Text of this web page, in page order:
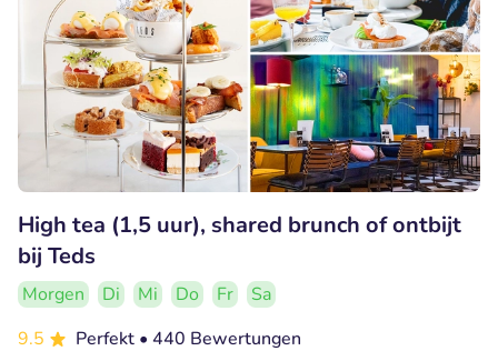
High tea (1,5 uur), shared brunch of ontbijt
bij Teds
Morgen Di Mi Do Fr
Sa
9.5
Perfekt • 440 Bewertungen